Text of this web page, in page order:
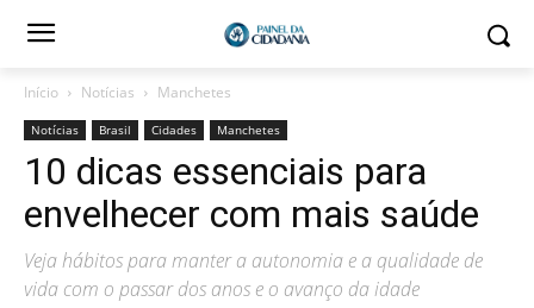
Início Notícias Manchetes
Notícias Brasil Cidades Manchetes
10 dicas essenciais para
envelhecer com mais saúde
Veja hábitos para manter a autonomia e a qualidade de
vida com o passar dos anos e o avanço da idade